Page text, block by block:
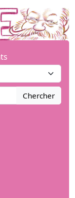
Chercher